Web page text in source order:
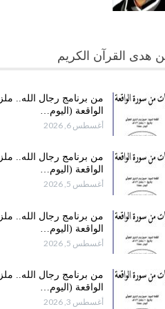
هدى القرآن الكريم
من برنامج رجال الله..
الواقعة (اليوم…
أغسطس 6, 2026
من برنامج رجال الله..
الواقعة (اليوم…
أغسطس 5, 2026
من برنامج رجال الله..
الواقعة (اليوم…
أغسطس 5, 2026
من برنامج رجال الله..
الواقعة (اليوم…
أغسطس 3, 2026